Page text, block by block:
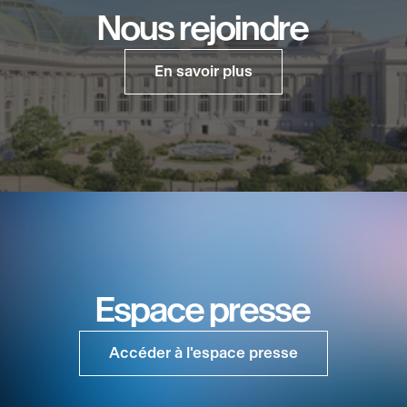
Nous rejoindre
En savoir plus
Espace presse
Accéder à l'espace presse